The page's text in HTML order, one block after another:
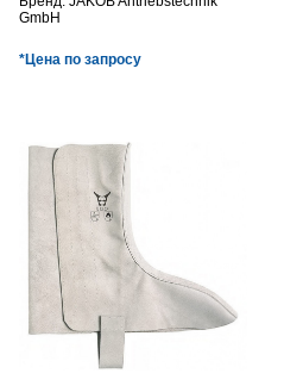
GmbH
*Цена по запросу